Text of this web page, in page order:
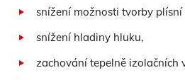
snížení možnosti tvorby plísní
snížení hladiny hluku,
zachování tepelně izolačních